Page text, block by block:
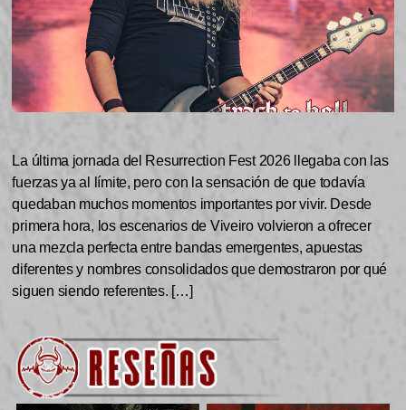
La última jornada del Resurrection Fest 2026 llegaba con las
fuerzas ya al límite, pero con la sensación de que todavía
quedaban muchos momentos importantes por vivir. Desde
primera hora, los escenarios de Viveiro volvieron a ofrecer
una mezcla perfecta entre bandas emergentes, apuestas
diferentes y nombres consolidados que demostraron por qué
siguen siendo referentes. […]